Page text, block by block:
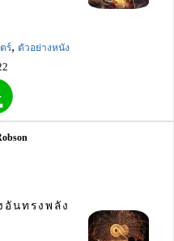
ร์, ตัวอย่างหนัง
อันทรงพลัง